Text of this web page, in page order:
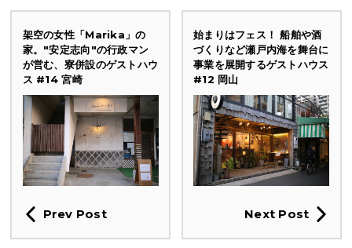
架空の女性「Marika」の
家。"安定志向"の行政マン
が営む、寮併設のゲストハウ
ス #14 宮崎
Prev Post
始まりはフェス！ 船舶や酒
づくりなど瀬戸内海を舞台に
事業を展開するゲストハウス
#12 岡山
Next Post